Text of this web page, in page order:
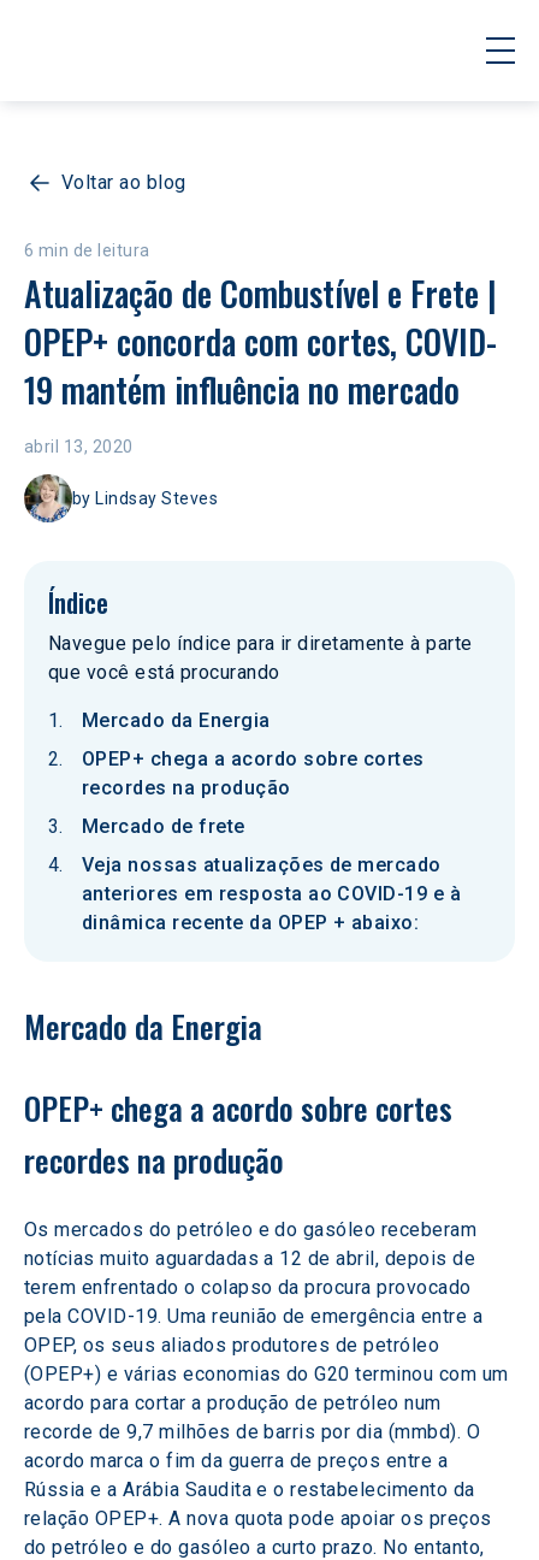
Voltar ao blog
6 min de leitura
Atualização de Combustível e Frete |
OPEP+ concorda com cortes, COVID-
19 mantém influência no mercado
abril 13, 2020
by Lindsay Steves
Índice
Navegue pelo índice para ir diretamente à parte
que você está procurando
Mercado da Energia
OPEP+ chega a acordo sobre cortes
recordes na produção
Mercado de frete
Veja nossas atualizações de mercado
anteriores em resposta ao COVID-19 e à
dinâmica recente da OPEP + abaixo:
Mercado da Energia
OPEP+ chega a acordo sobre cortes
recordes na produção
Os mercados do petróleo e do gasóleo receberam
notícias muito aguardadas a 12 de abril, depois de
terem enfrentado o colapso da procura provocado
pela COVID-19. Uma reunião de emergência entre a
OPEP, os seus aliados produtores de petróleo
(OPEP+) e várias economias do G20 terminou com um
acordo para cortar a produção de petróleo num
recorde de 9,7 milhões de barris por dia (mmbd). O
acordo marca o fim da guerra de preços entre a
Rússia e a Arábia Saudita e o restabelecimento da
relação OPEP+. A nova quota pode apoiar os preços
do petróleo e do gasóleo a curto prazo. No entanto,